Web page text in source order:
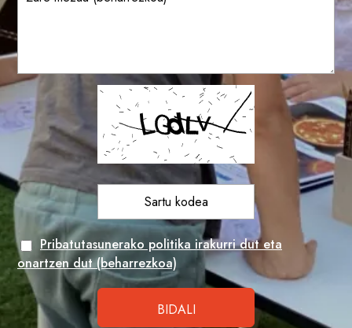
Pribatutasunerako politika irakurri dut eta
onartzen dut (beharrezkoa)